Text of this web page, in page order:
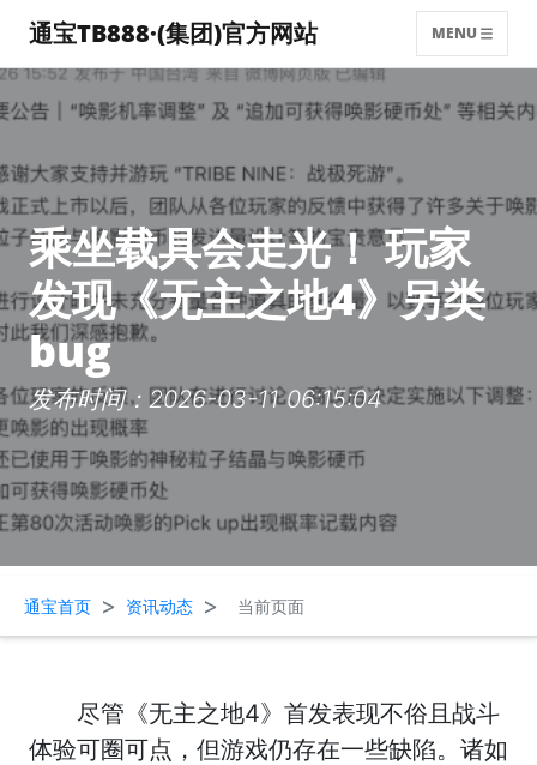
通宝TB888·(集团)官方网站 MENU
乘坐载具会走光！ 玩家
发现《无主之地4》另类
bug
发布时间：2026-03-11 06:15:04
通宝首页 > 资讯动态 > 当前页面
尽管《无主之地4》首发表现不俗且战斗
体验可圈可点，但游戏仍存在一些缺陷。诸如